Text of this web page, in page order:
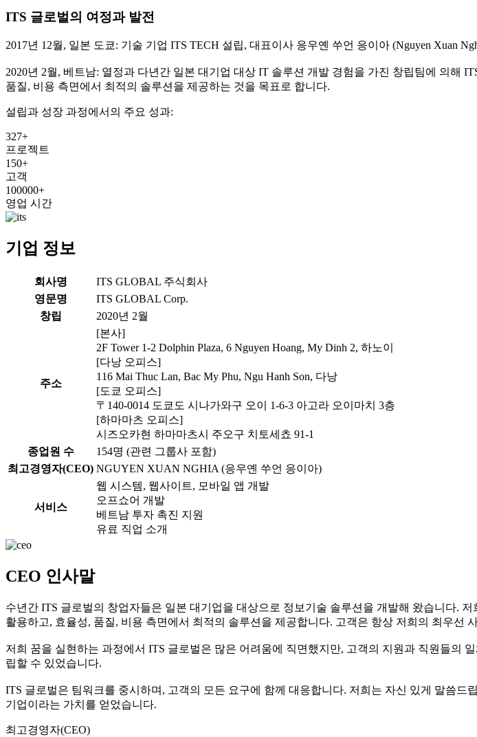
ITS 글로벌의 여정과 발전
2017년 12월, 일본 도쿄: 기술 기업 ITS TECH 설립, 대표이사 응우옌 쑤언 응이아 (Nguyen Xuan
2020년 2월, 베트남: 열정과 다년간 일본 대기업 대상 IT 솔루션 개발 경험을 가진 창립팀에 의해
품질, 비용 측면에서 최적의 솔루션을 제공하는 것을 목표로 합니다.
설립과 성장 과정에서의 주요 성과:
327+
프로젝트
150+
고객
100000+
영업 시간
기업 정보
회사명
ITS GLOBAL 주식회사
영문명
ITS GLOBAL Corp.
창립
2020년 2월
주소
[본사]
2F Tower 1-2 Dolphin Plaza, 6 Nguyen Hoang, My Dinh 2, 하노이
[다낭 오피스]
116 Mai Thuc Lan, Bac My Phu, Ngu Hanh Son, 다낭
[도쿄 오피스]
〒140-0014 도쿄도 시나가와구 오이 1-6-3 아고라 오이마치 3층
[하마마츠 오피스]
시즈오카현 하마마츠시 주오구 치토세쵸 91-1
종업원 수
154명 (관련 그룹사 포함)
최고경영자(CEO) NGUYEN XUAN NGHIA (응우옌 쑤언 응이아)
서비스
웹 시스템, 웹사이트, 모바일 앱 개발
오프쇼어 개발
베트남 투자 촉진 지원
유료 직업 소개
CEO 인사말
수년간 ITS 글로벌의 창업자들은 일본 대기업을 대상으로 정보기술 솔루션을 개발해 왔습니다.
활용하고, 효율성, 품질, 비용 측면에서 최적의 솔루션을 제공합니다. 고객은 항상 저희의 최우선
저희 꿈을 실현하는 과정에서 ITS 글로벌은 많은 어려움에 직면했지만, 고객의 지원과 직원들의
립할 수 있었습니다.
ITS 글로벌은 팀워크를 중시하며, 고객의 모든 요구에 함께 대응합니다. 저희는 자신 있게 말씀
기업이라는 가치를 얻었습니다.
최고경영자(CEO)